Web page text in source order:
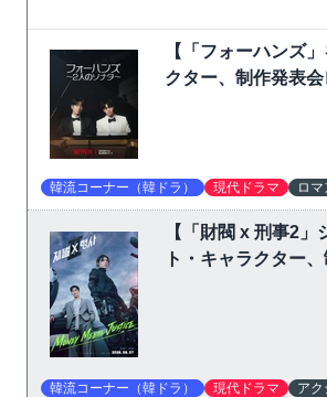
【「フォーハンズ
クター、制作発表
韓流コーナー（韓ドラ） 現代ドラマ ロ
【「財閥 x 刑事2
ト・キャラクター
韓流コーナー（韓ドラ） 現代ドラマ アク